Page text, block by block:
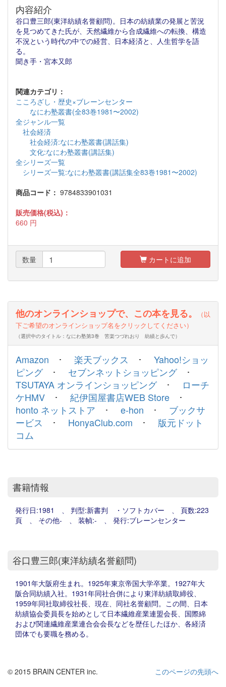
内容紹介
谷口豊三郎(東洋紡績名誉顧問)。日本の紡績業の発展と苦況
を見つめてきた氏が、天然繊維から合成繊維への転換、構造
不況という時代の中での経営、日本経済と、人生哲学を語
る。
聞き手・宮本又郎
関連カテゴリ：
こころざし・歴史×ブレーンセンター
なにわ塾叢書(全83巻1981〜2002)
全ジャンル一覧
社会経済
社会経済:なにわ塾叢書(講話集)
文化:なにわ塾叢書(講話集)
全シリーズ一覧
シリーズ一覧:なにわ塾叢書(講話集全83巻1981〜2002)
商品コード： 9784833901031
販売価格(税込)：
660 円
数量 カートに追加
他のオンラインショップで、この本を見る。
（以
下ご希望のオンラインショップ名をクリックしてください）
（選択中のタイトル：なにわ塾第3巻 苦楽つづれおり 紡績と歩んで）
Amazon ･ 楽天ブックス ･ Yahoo!ショッ
ピング･ セブンネットショッピング･
TSUTAYA オンラインショッピング･
ローチ
ケHMV ･ 紀伊国屋書店WEB Store ･
honto ネットストア ･ e-hon ･ ブックサ
ービス
･ HonyaClub.com ･ 版元ドット
コム
書籍情報
発行日:1981 、 判型:新書判 ・ソフトカバー 、 頁数:223
頁 、 その他- 、 装幀:- 、 発行:ブレーンセンター
谷口豊三郎(東洋紡績名誉顧問)
1901年大阪府生まれ。1925年東京帝国大学卒業。1927年大
阪合同紡績入社。1931年同社合併により東洋紡績取締役、
1959年同社取締役社長、現在、同社名誉顧問。この間、日本
紡績協会委員長を始めとして日本繊維産業連盟会長、国際綿
および関連繊維産業連合会会長などを歴任したほか、各経済
団体でも要職を務める。
このページの先頭へ
© 2015 BRAIN CENTER inc.